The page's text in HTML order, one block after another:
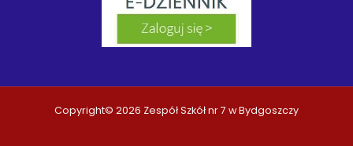
Copyright© 2026 Zespół Szkół nr 7 w Bydgoszczy